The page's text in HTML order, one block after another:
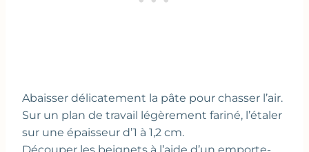
Abaisser délicatement la pâte pour chasser l’air.
Sur un plan de travail légèrement fariné, l’étaler
sur une épaisseur d’1 à 1,2 cm.